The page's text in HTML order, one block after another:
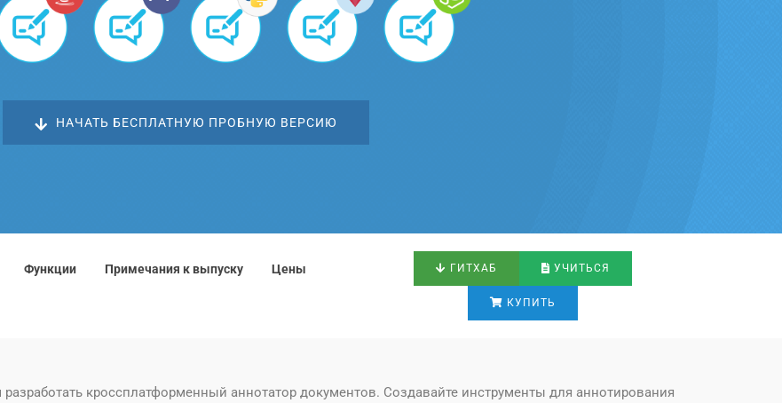
НАЧАТЬ БЕСПЛАТНУЮ ПРОБНУЮ ВЕРСИЮ
Функции Примечания к выпуску Цены ГИТХАБ УЧИТЬСЯ
КУПИТЬ
кроссплатформенный аннотатор документов. Создавайте инструменты для аннотирования